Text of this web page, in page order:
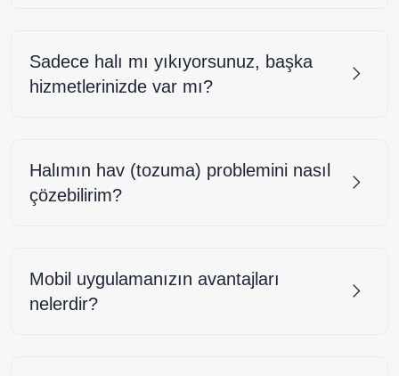
Sadece halı mı yıkıyorsunuz, başka
hizmetlerinizde var mı?
Halımın hav (tozuma) problemini nasıl
çözebilirim?
Mobil uygulamanızın avantajları
nelerdir?